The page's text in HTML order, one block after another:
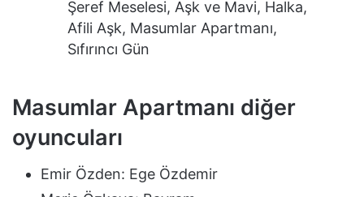
Şeref Meselesi, Aşk ve Mavi, Halka,
Afili Aşk, Masumlar Apartmanı,
Sıfırıncı Gün
Masumlar Apartmanı diğer
oyuncuları
Emir Özden: Ege Özdemir